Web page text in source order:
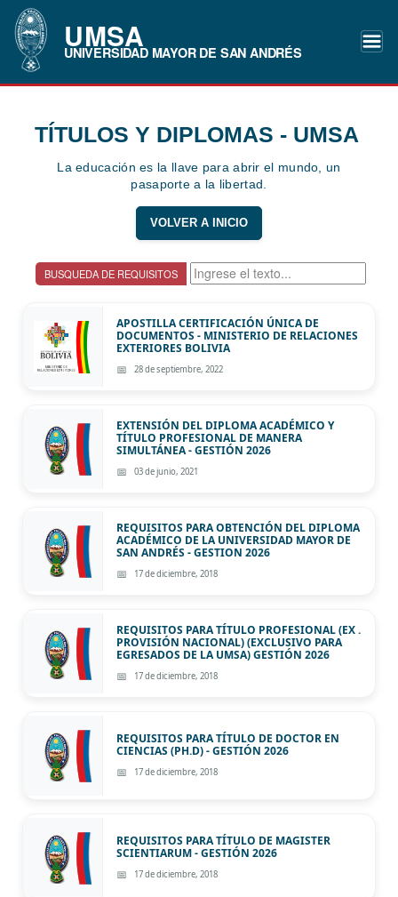
UMSA
UNIVERSIDAD MAYOR DE SAN ANDRÉS
TÍTULOS Y DIPLOMAS - UMSA
La educación es la llave para abrir el mundo, un
pasaporte a la libertad.
VOLVER A INICIO
BUSQUEDA DE REQUISITOS
APOSTILLA CERTIFICACIÓN ÚNICA DE
DOCUMENTOS - MINISTERIO DE RELACIONES
EXTERIORES BOLIVIA
28 de septiembre, 2022
EXTENSIÓN DEL DIPLOMA ACADÉMICO Y
TÍTULO PROFESIONAL DE MANERA
SIMULTÁNEA - GESTIÓN 2026
03 de junio, 2021
REQUISITOS PARA OBTENCIÓN DEL DIPLOMA
ACADÉMICO DE LA UNIVERSIDAD MAYOR DE
SAN ANDRÉS - GESTION 2026
17 de diciembre, 2018
REQUISITOS PARA TÍTULO PROFESIONAL (EX .
PROVISIÓN NACIONAL) (EXCLUSIVO PARA
EGRESADOS DE LA UMSA) GESTIÓN 2026
17 de diciembre, 2018
REQUISITOS PARA TÍTULO DE DOCTOR EN
CIENCIAS (PH.D) - GESTIÓN 2026
17 de diciembre, 2018
REQUISITOS PARA TÍTULO DE MAGISTER
SCIENTIARUM - GESTIÓN 2026
17 de diciembre, 2018